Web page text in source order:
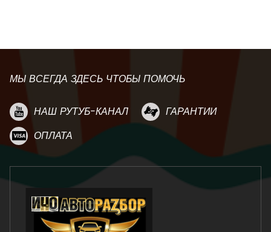
МЫ ВСЕГДА ЗДЕСЬ ЧТОБЫ ПОМОЧЬ
НАШ РУТУБ-КАНАЛ
ГАРАНТИИ
ОПЛАТА